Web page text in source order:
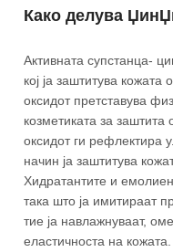
Како делува
Активната супстанца-
кој ја заштитува
оксидот претставува
козметиката за заштита
оксидот ги рефлектира
начин ја заштитува
Хидратантите и
така што ја имитираат
тие ја навлажнуваат,
еластичноста на